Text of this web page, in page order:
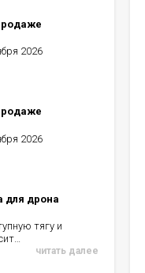
2026
2026
для дрона
тягу и
читать далее